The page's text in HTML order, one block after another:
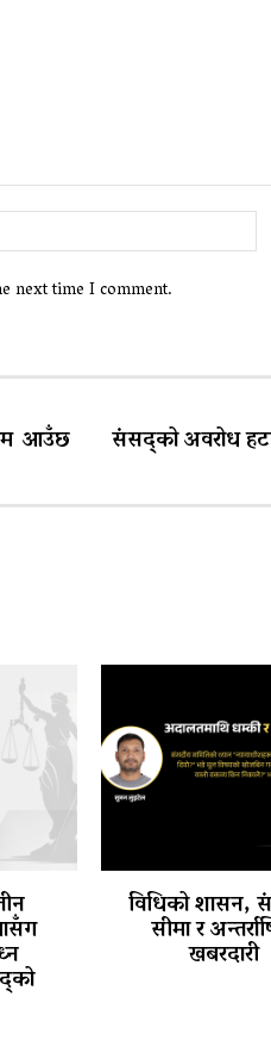
next time I comment.
आउँछ संसद्को अवरोध
विधिको शासन,
सीमा र
खबरदारी